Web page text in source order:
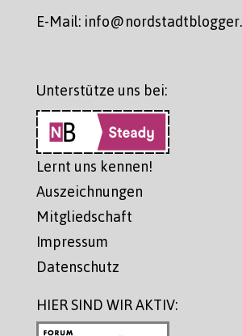
E-Mail:
Unterstütze uns bei:
Lernt uns kennen!
Auszeichnungen
Mitgliedschaft
Impressum
Datenschutz
HIER SIND WIR AKTIV: